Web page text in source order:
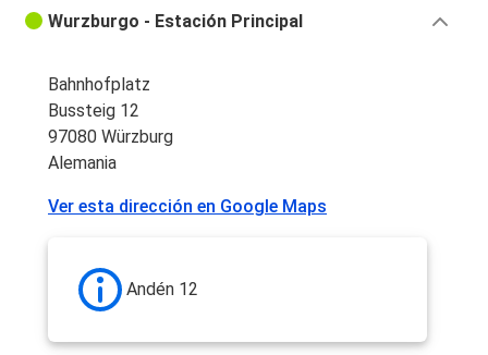
Wurzburgo - Estación Principal
Bahnhofplatz
Bussteig 12
97080 Würzburg
Alemania
Ver esta dirección en Google Maps
Andén 12